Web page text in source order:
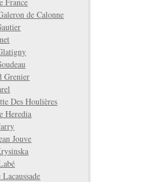
de Calonne
Grenier
Des Houlières
Heredia
Jouve